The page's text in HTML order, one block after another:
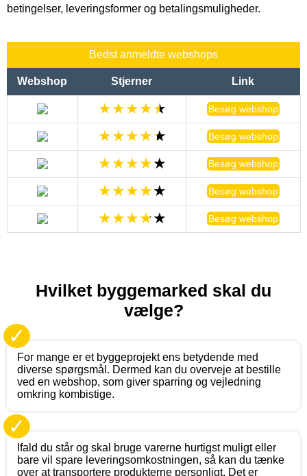
betingelser, leveringsformer og betalingsmuligheder.
Bedst anmeldte webshops
Webshop Stjerner Link
Besøg webshop
Besøg webshop
Besøg webshop
Besøg webshop
Besøg webshop
Hvilket byggemarked skal du
vælge?
✓
For mange er et byggeprojekt ens betydende med
diverse spørgsmål. Dermed kan du overveje at bestille
ved en webshop, som giver sparring og vejledning
omkring kombistige.
✓
Ifald du står og skal bruge varerne hurtigst muligt eller
bare vil spare leveringsomkostningen, så kan du tænke
over at transportere produkterne personligt. Det er